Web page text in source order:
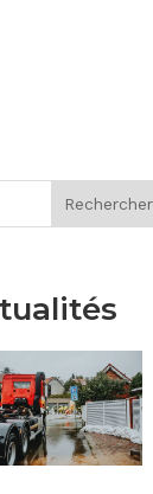
Rechercher